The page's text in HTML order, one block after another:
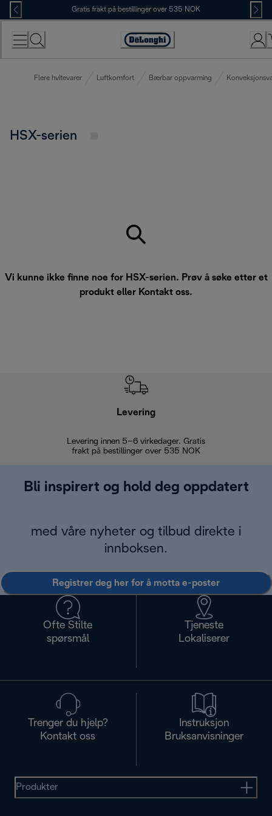
Skip
to
Content
Gratis frakt på bestillinger over 535 NOK
Accessibility
Flere hvitevarer Luftkomfort Bærbar oppvarming
HSX-serien
Vi kunne ikke finne noe for HSX-serien. Prøv å søke etter et
produkt eller Kontakt oss.
Levering
Levering innen 5–6 virkedager. Gratis
frakt på bestillinger over 535 NOK
Bli inspirert og hold deg oppdatert
med våre nyheter og tilbud direkte i
innboksen.
Registrer deg her for å motta e-poster
Ofte Stilte
spørsmål
Tjeneste
Lokaliserer
Trenger du hjelp?
Kontakt oss
Instruksjon
Bruksanvisninger
Produkter